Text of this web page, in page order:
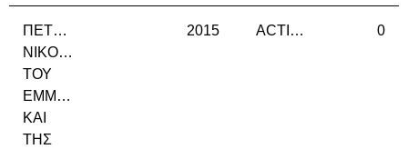
ΠΕΤΡΑΚΗΣ
ΝΙΚΟΛΑΟΣ
ΤΟΥ
ΕΜΜΑΝΟΥΗΛ
ΚΑΙ
ΤΗΣ
2015 ACTIVE 0